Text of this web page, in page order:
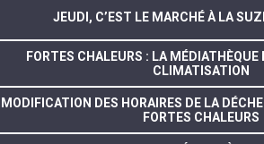
JEUDI, C’EST LE MARCHÉ À LA
FORTES CHALEURS : LA MÉDIATHÈQUE
CLIMATISATION
MODIFICATION DES HORAIRES DE LA
FORTES CHALEURS